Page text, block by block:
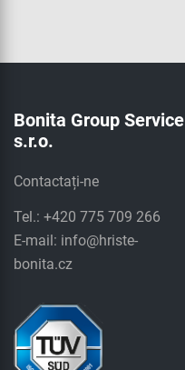
Bonita Group Service
s.r.o.
Contactați-ne
Tel.: +420 775 709 266
E-mail: info@hriste-
bonita.cz